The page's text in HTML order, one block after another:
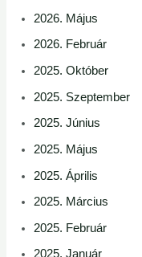
2026. Május
2026. Február
2025. Október
2025. Szeptember
2025. Június
2025. Május
2025. Április
2025. Március
2025. Február
2025. Január